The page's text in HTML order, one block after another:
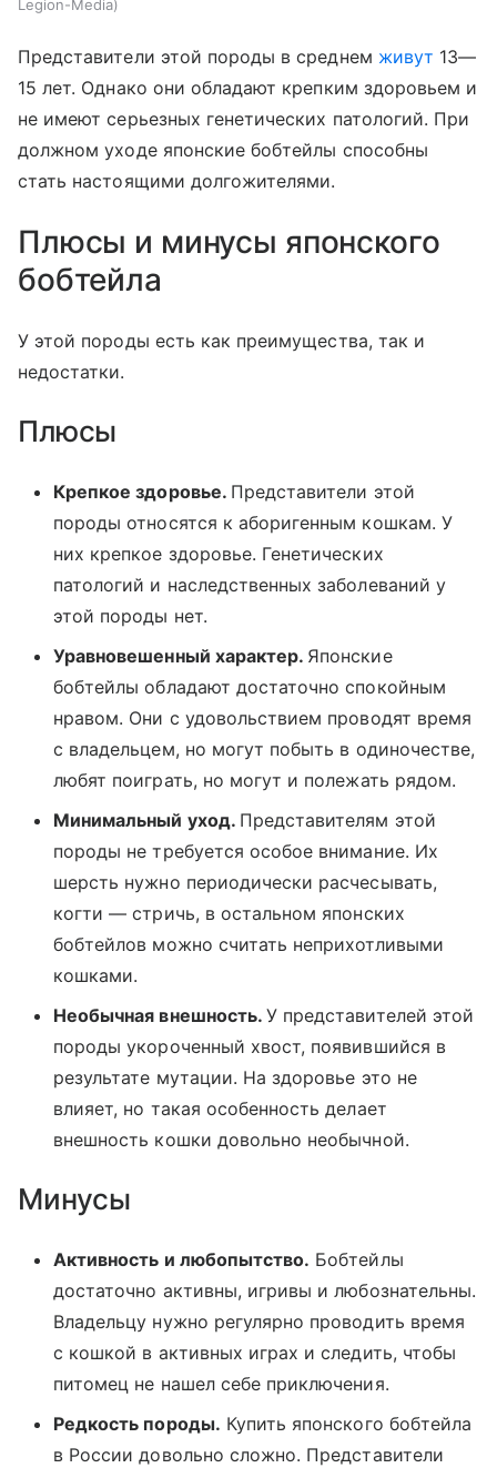
Legion-Media
Представители этой породы в среднем живут 13—
15 лет. Однако они обладают крепким здоровьем и
не имеют серьезных генетических патологий. При
должном уходе японские бобтейлы способны
стать настоящими долгожителями.
Плюсы и минусы японского
бобтейла
У этой породы есть как преимущества, так и
недостатки.
Плюсы
Крепкое здоровье. Представители этой
породы относятся к аборигенным кошкам. У
них крепкое здоровье. Генетических
патологий и наследственных заболеваний у
этой породы нет.
Уравновешенный характер. Японские
бобтейлы обладают достаточно спокойным
нравом. Они с удовольствием проводят время
с владельцем, но могут побыть в одиночестве,
любят поиграть, но могут и полежать рядом.
Минимальный уход. Представителям этой
породы не требуется особое внимание. Их
шерсть нужно периодически расчесывать,
когти — стричь, в остальном японских
бобтейлов можно считать неприхотливыми
кошками.
Необычная внешность.У представителей этой
породы укороченный хвост, появившийся в
результате мутации. На здоровье это не
влияет, но такая особенность делает
внешность кошки довольно необычной.
Минусы
Активность и любопытство. Бобтейлы
достаточно активны, игривы и любознательны.
Владельцу нужно регулярно проводить время
с кошкой в активных играх и следить, чтобы
питомец не нашел себе приключения.
Редкость породы. Купить японского бобтейла
в России довольно сложно. Представители